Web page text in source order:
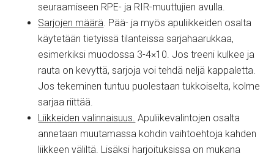
seuraamiseen RPE- ja RIR-muuttujien avulla.
Sarjojen määrä . Pää- ja myös apuliikkeiden osalta
käytetään tietyissä tilanteissa sarjahaarukkaa,
esimerkiksi muodossa 3-4×10. Jos treeni kulkee ja
rauta on kevyttä, sarjoja voi tehdä neljä kappaletta.
Jos tekeminen tuntuu puolestaan tukkoiselta, kolme
sarjaa riittää.
Liikkeiden valinnaisuus. Apuliikevalintojen osalta
annetaan muutamassa kohdin vaihtoehtoja kahden
liikkeen väliltä. Lisäksi harjoituksissa on mukana